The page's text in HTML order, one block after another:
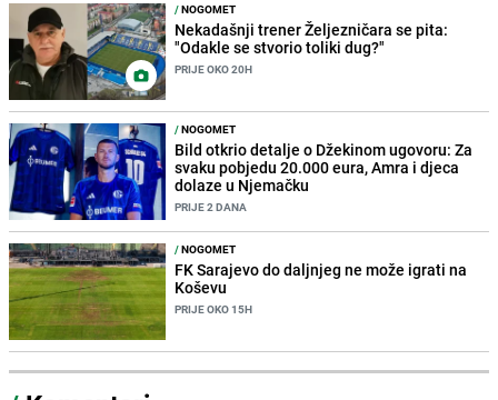
/NOGOMET
Nekadašnji trener Željezničara se pita:
"Odakle se stvorio toliki dug?"
PRIJE OKO 20H
/NOGOMET
Bild otkrio detalje o Džekinom ugovoru: Za
svaku pobjedu 20.000 eura, Amra i djeca
dolaze u Njemačku
PRIJE 2 DANA
/NOGOMET
FK Sarajevo do daljnjeg ne može igrati na
Koševu
PRIJE OKO 15H